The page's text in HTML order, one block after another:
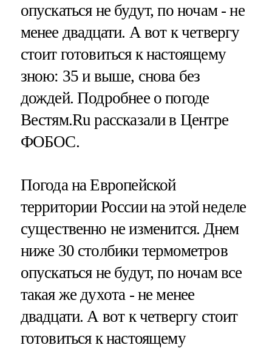
опускаться не будут, по ночам - не
менее двадцати. А вот к четвергу
стоит готовиться к настоящему
зною: 35 и выше, снова без
дождей. Подробнее о погоде
Вестям.Ru рассказали в Центре
ФОБОС.
Погода на Европейской
территории России на этой неделе
существенно не изменится. Днем
ниже 30 столбики термометров
опускаться не будут, по ночам все
такая же духота - не менее
двадцати. А вот к четвергу стоит
готовиться к настоящему